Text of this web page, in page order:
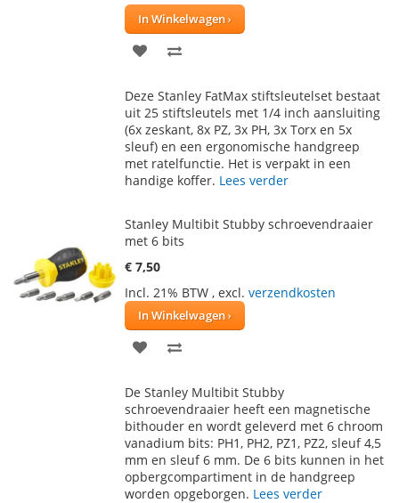
In Winkelwagen
VOEG
AAN
VERLANGLIJST
TE
VERGELIJKEN
Deze Stanley FatMax stiftsleutelset bestaat
uit 25 stiftsleutels met 1/4 inch aansluiting
(6x zeskant, 8x PZ, 3x PH, 3x Torx en 5x
sleuf) en een ergonomische handgreep
met ratelfunctie. Het is verpakt in een
handige koffer. Lees verder
Stanley Multibit Stubby schroevendraaier
met 6 bits
€ 7,50
Incl. 21% BTW , excl. verzendkosten
In Winkelwagen
VOEG
AAN
VERLANGLIJST
TE
VERGELIJKEN
De Stanley Multibit Stubby
schroevendraaier heeft een magnetische
bithouder en wordt geleverd met 6 chroom
vanadium bits: PH1, PH2, PZ1, PZ2, sleuf 4,5
mm en sleuf 6 mm. De 6 bits kunnen in het
opbergcompartiment in de handgreep
worden opgeborgen. Lees verder